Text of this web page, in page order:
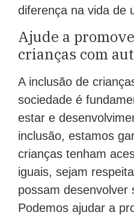
diferença na vida de
Ajude a
crianças com
A inclusão de
sociedade é
estar e
inclusão, estamos
crianças tenham
iguais, sejam
possam desenvolver
Podemos ajudar a